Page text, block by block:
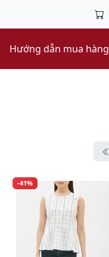
Hướng dẫn mua hàng
-41%